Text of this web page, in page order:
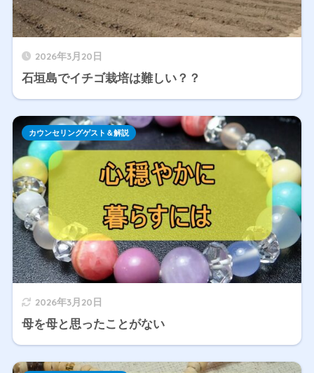
2026年3月20日
石垣島でイチゴ栽培は難しい？？
2026年3月20日
母を母と思ったことがない
カウンセリングゲスト＆解説